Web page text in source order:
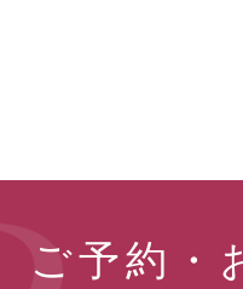
ご予約・